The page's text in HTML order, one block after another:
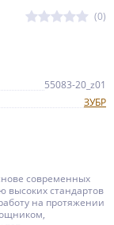
(0)
55083-20_z01
ЗУБР
современных
высоких стандартов
на протяжении